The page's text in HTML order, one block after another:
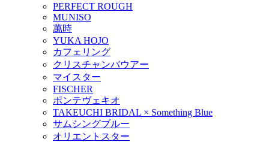
PERFECT ROUGH
MUNISO
萬時
YUKA HOJO
カフェリング
クリスチャンバウアー
マイスター
FISCHER
ポンテヴェキオ
TAKEUCHI BRIDAL × Something Blue
サムシングブルー
オリエントスター